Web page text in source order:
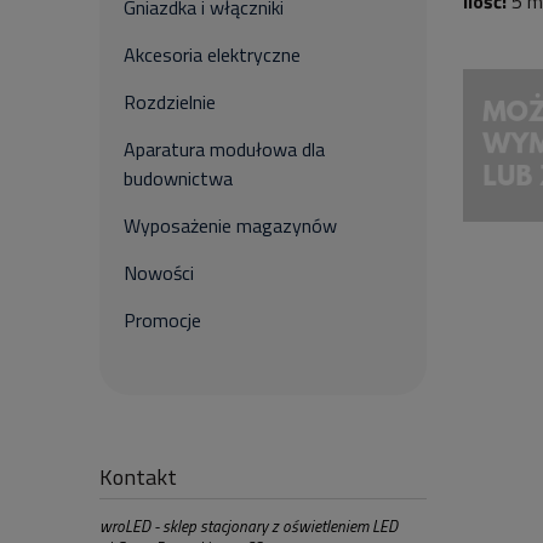
Gniazdka i włączniki
Akcesoria elektryczne
Rozdzielnie
Aparatura modułowa dla
budownictwa
Wyposażenie magazynów
Nowości
Promocje
Kontakt
wroLED - sklep stacjonary z oświetleniem LED